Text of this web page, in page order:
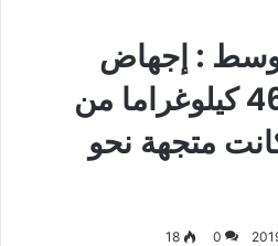
: إجهاض
عملية تهريب 460 كيلوغراما من
متجهة نحو
0
18